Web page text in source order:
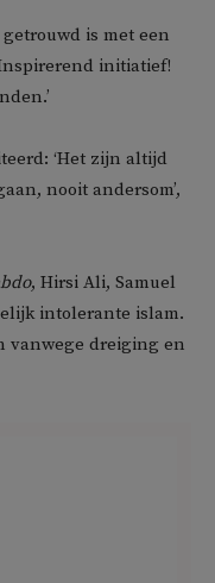
is met een
initiatief!
‘Het zijn altijd
nooit andersom’,
, Hirsi Ali, Samuel
intolerante islam.
vanwege dreiging en